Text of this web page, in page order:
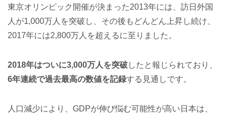
東京オリンピック開催が決まった2013年には、訪日外国
人が1,000万人を突破し、その後もどんどん上昇し続け、
2017年には2,800万人を超えるに至りました。
2018年はついに3,000万人を突破したと報じられており、
6年連続で過去最高の数値を記録する見通しです。
人口減少により、GDPが伸び悩む可能性が高い日本は、